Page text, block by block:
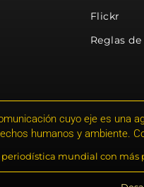
Flickr
Reglas
cuyo eje es una
humanos y ambiente.
mundial con más